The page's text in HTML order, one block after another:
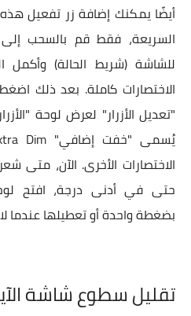
أيضًا يمكنك إضافة زر تفعيل هذه
السريعة، فقط قم بالسحب
للشاشة (شريط الحالة)
الاختصارات كاملة. بعد ذلك
"تعديل الأزرار" لعرض لوحة
الاختصارات الأخرى. الآن،
حتى في أدنى درجة، افتح
بضغطة واحدة أو تعطيلها عندما
تقليل سطوع شاشة